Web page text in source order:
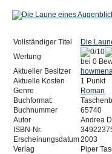
Vollständiger Titel
Die
Wertung
bei 0
Aktueller Besitzer
Aktuelle Kosten
1 Punkt
Genre
Roman
Buchformat:
Buchnummer
65740
Autor
Andrea
ISBN-Nr.
Erscheinungsdatum2003
Verlag
Piper